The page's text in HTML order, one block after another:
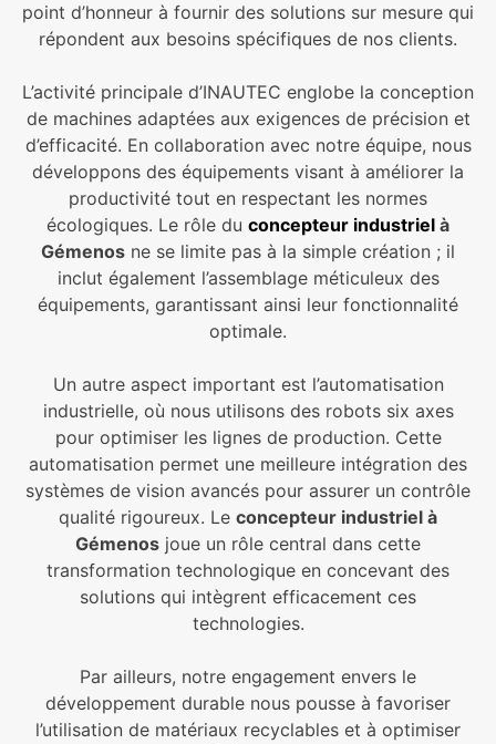
point d’honneur à fournir des solutions sur mesure qui
répondent aux besoins spécifiques de nos clients.
L’activité principale d’INAUTEC englobe la conception
de machines adaptées aux exigences de précision et
d’efficacité. En collaboration avec notre équipe, nous
développons des équipements visant à améliorer la
productivité tout en respectant les normes
écologiques. Le rôle du concepteur industriel à
Gémenos ne se limite pas à la simple création ; il
inclut également l’assemblage méticuleux des
équipements, garantissant ainsi leur fonctionnalité
optimale.
Un autre aspect important est l’automatisation
industrielle, où nous utilisons des robots six axes
pour optimiser les lignes de production. Cette
automatisation permet une meilleure intégration des
systèmes de vision avancés pour assurer un contrôle
qualité rigoureux. Le concepteur industriel à
Gémenos joue un rôle central dans cette
transformation technologique en concevant des
solutions qui intègrent efficacement ces
technologies.
Par ailleurs, notre engagement envers le
développement durable nous pousse à favoriser
l’utilisation de matériaux recyclables et à optimiser